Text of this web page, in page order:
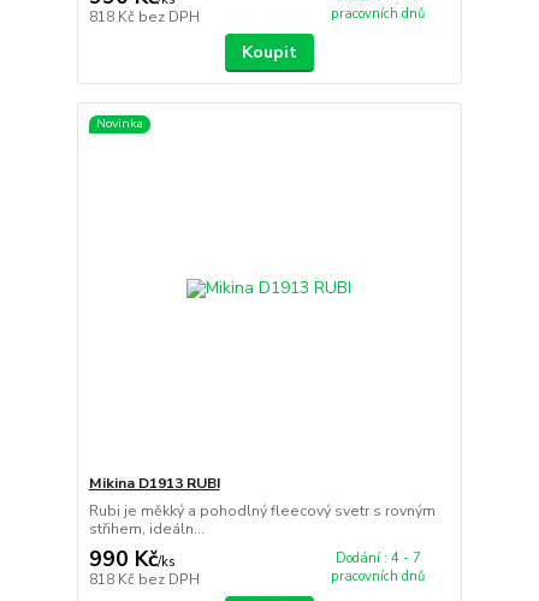
818 Kč bez DPH
pracovních dnů
Koupit
Novinka
Mikina D1913 RUBI
Rubi je měkký a pohodlný fleecový svetr s rovným
střihem, ideáln...
990 Kč/ks
818 Kč bez DPH
Dodání : 4 - 7
pracovních dnů